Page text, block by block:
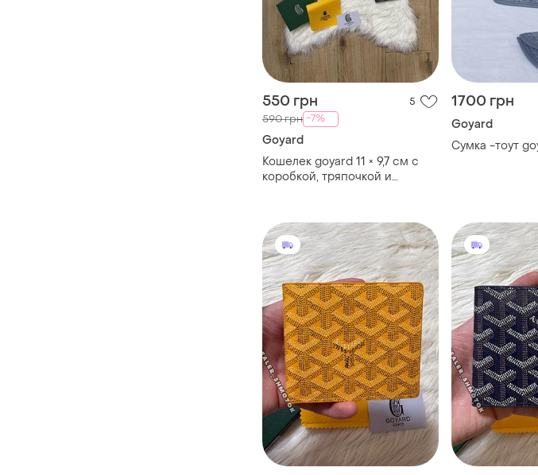
550 грн 5
590 грн -7%
Goyard
Кошелек goyard 11 × 9,7 см с
коробкой, тряпочкой и
1700 грн
Goyard
Сумка -тоут